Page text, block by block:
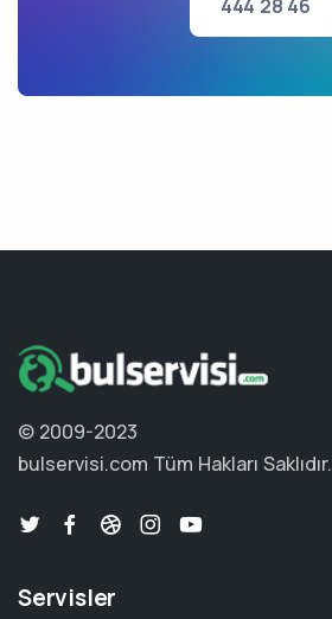
444 28 46
© 2009-2023
bulservisi.com Tüm Hakları Saklıdır.
Servisler